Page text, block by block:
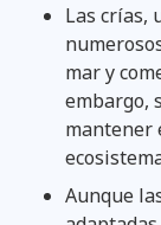
Las crías,
mar y
embargo,
mantener
Aunque